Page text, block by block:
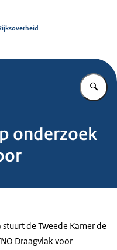
onderzoek
de Tweede Kamer de
Draagvlak voor